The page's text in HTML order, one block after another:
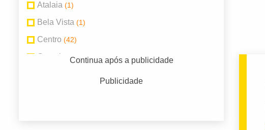
Atalaia (1)
Bela Vista (1)
Centro (42)
Cruzeiro (5)
Continua após a publicidade
Publicidade